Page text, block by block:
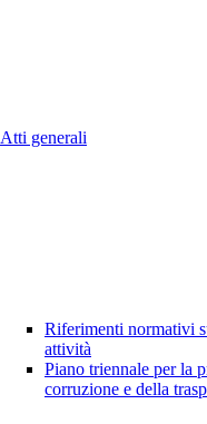
Atti generali
Riferimenti normativi
attività
Piano triennale per la
corruzione e della